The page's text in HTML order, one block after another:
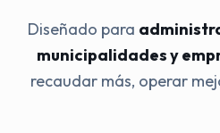
Diseñado para
municipalidades y
recaudar más, operar